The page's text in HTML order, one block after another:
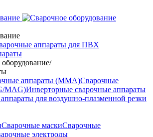
аппараты для ПВХ
/
аппараты (ММА)Сварочные
MAG)Инверторные сварочные аппараты
для воздушно-плазменной резки
Сварочные маскиСварочные
электроды